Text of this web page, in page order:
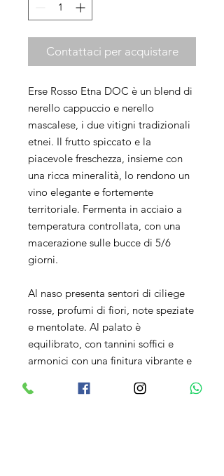
Contattaci per acquistare
Erse Rosso Etna DOC è un blend di
nerello cappuccio e nerello
mascalese, i due vitigni tradizionali
etnei. Il frutto spiccato e la
piacevole freschezza, insieme con
una ricca mineralità, lo rendono un
vino elegante e fortemente
territoriale. Fermenta in acciaio a
temperatura controllata, con una
macerazione sulle bucce di 5/6
giorni.
Al naso presenta sentori di ciliege
rosse, profumi di fiori, note speziate
e mentolate. Al palato è
equilibrato, con tannini soffici e
armonici con una finitura vibrante e